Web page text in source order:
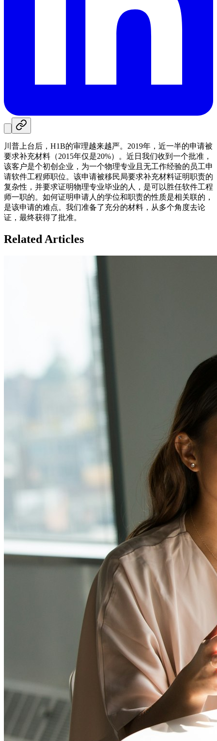
川普上台后，H1B的审理越来越严。2019年，近一半的申请被
要求补充材料（2015年仅是20%）。近日我们收到一个批准，
该客户是个初创企业，为一个物理专业且无工作经验的员工申
请软件工程师职位。该申请被移民局要求补充材料证明职责的
复杂性，并要求证明物理专业毕业的人，是可以胜任软件工程
师一职的。如何证明申请人的学位和职责的性质是相关联的，
是该申请的难点。我们准备了充分的材料，从多个角度去论
证，最终获得了批准。
Related Articles